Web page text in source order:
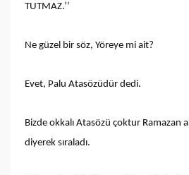
TUTMAZ.’’
Ne güzel bir söz, Yöreye mi ait?
Evet, Palu Atasözüdür dedi.
Bizde okkalı Atasözü çoktur Ramazan
diyerek sıraladı.